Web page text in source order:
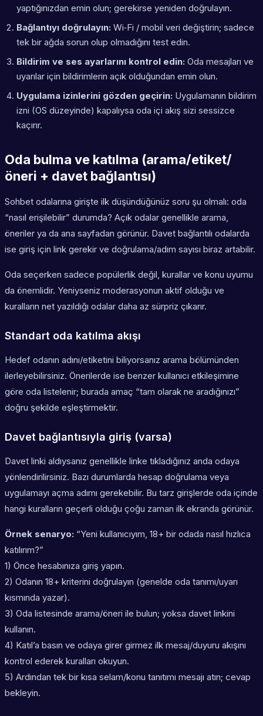
yaptığınızdan emin olun; gerekirse yeniden doğrulayın.
Bağlantıyı doğrulayın: Wi‑Fi / mobil veri değiştirin; sadece
tek bir ağda sorun olup olmadığını test edin.
Bildirim ve ses ayarlarını kontrol edin: Oda mesajları ve
uyarılar için bildirimlerin açık olduğundan emin olun.
Uygulama izinlerini gözden geçirin: Uygulamanın bildirim
izni (OS düzeyinde) kapalıysa oda içi akış sizi sessizce
kaçırır.
Oda bulma ve katılma (arama/etiket/
öneri + davet bağlantısı)
Sohbet odalarına girişte ilk düşündüğünüz soru şu olmalı: oda
“nasıl erişilebilir” durumda? Açık odalar genellikle arama,
öneriler ya da ana sayfadan görünür. Davet bağlantılı odalarda
ise giriş için link gerekir ve doğrulama/adım sayısı biraz artabilir.
Oda seçerken sadece popülerlik değil, kurallar ve konu uyumu
da önemlidir. Yeniyseniz moderasyonun aktif olduğu ve
kuralların net yazıldığı odalar daha az sürpriz çıkarır.
Standart oda katılma akışı
Hedef odanın adını/etiketini biliyorsanız arama bölümünden
ilerleyebilirsiniz. Önerilerde ise benzer kullanıcı etkileşimine
göre oda listelenir; burada amaç “tam olarak ne aradığınızı”
doğru şekilde eşleştirmektir.
Davet bağlantısıyla giriş (varsa)
Davet linki aldıysanız genellikle linke tıkladığınız anda odaya
yönlendirilirsiniz. Bazı durumlarda hesap doğrulama veya
uygulamayı açma adımı gerekebilir. Bu tarz girişlerde oda içinde
hangi kuralların geçerli olduğu çoğu zaman ilk ekranda görünür.
Örnek senaryo: “Yeni kullanıcıyım, 18+ bir odada nasıl hızlıca
katılırım?”
1) Önce hesabınıza giriş yapın.
2) Odanın 18+ kriterini doğrulayın (genelde oda tanımı/uyarı
kısmında yazar).
3) Oda listesinde arama/öneri ile bulun; yoksa davet linkini
kullanın.
4) Katıl’a basın ve odaya girer girmez ilk mesaj/duyuru akışını
kontrol ederek kuralları okuyun.
5) Ardından tek bir kısa selam/konu tanıtımı mesajı atın; cevap
bekleyin.